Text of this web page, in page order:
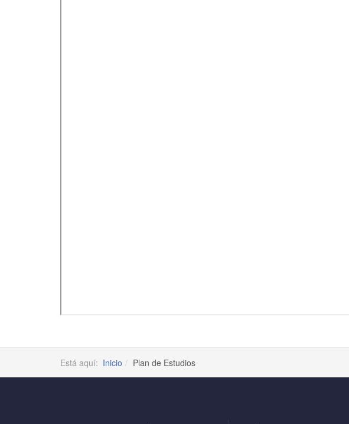
Está aquí: Inicio Plan de Estudios